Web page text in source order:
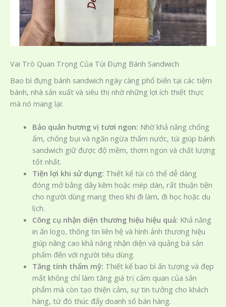
Vai Trò Quan Trọng Của Túi Đựng Bánh Sandwich
Bao bì đựng bánh sandwich ngày càng phổ biến tại các tiệm
bánh, nhà sản xuất và siêu thị nhờ những lợi ích thiết thực
mà nó mang lại:
Bảo quản hương vị tươi ngon: Nhờ khả năng chống
ẩm, chống bụi và ngăn ngừa thấm nước, túi giúp bánh
sandwich giữ được độ mềm, thơm ngon và chất lượng
tốt nhất.
Tiện lợi khi sử dụng: Thiết kế túi có thể dễ dàng
đóng mở bằng dây kẽm hoặc mép dán, rất thuận tiện
cho người dùng mang theo khi đi làm, đi học hoặc du
lịch.
Công cụ nhận diện thương hiệu hiệu quả: Khả năng
in ấn logo, thông tin liên hệ và hình ảnh thương hiệu
giúp nâng cao khả năng nhận diện và quảng bá sản
phẩm đến với người tiêu dùng.
Tăng tính thẩm mỹ: Thiết kế bao bì ấn tượng và đẹp
mắt không chỉ làm tăng giá trị cảm quan của sản
phẩm mà còn tạo thiện cảm, sự tin tưởng cho khách
hàng, từ đó thúc đẩy doanh số bán hàng.